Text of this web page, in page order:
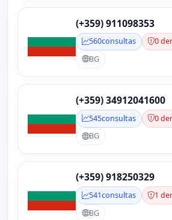
(+359) 911098353
560consultas 0
BG
(+359) 34912041600
545consultas 0
BG
(+359) 918250329
541consultas 1
BG